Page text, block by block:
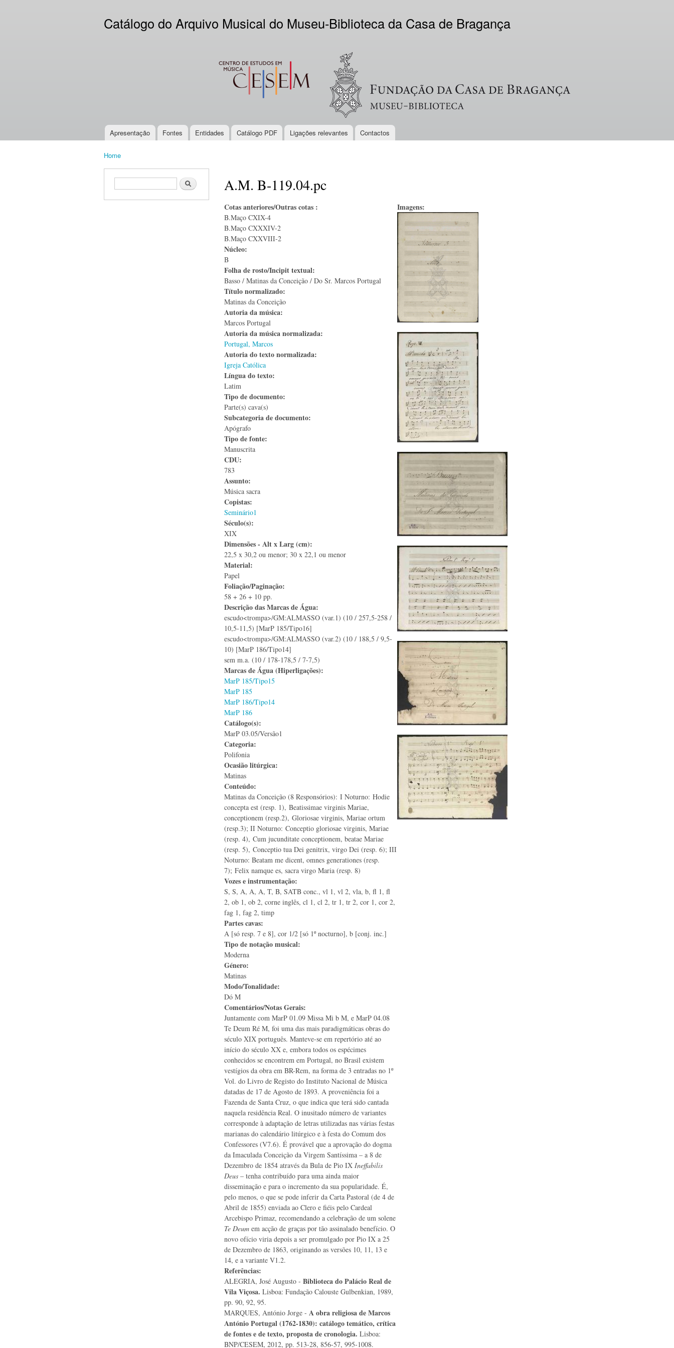
content
Catálogo do Arquivo Musical do Museu-Biblioteca da Casa de Bragança
CESEM Logo VV
Main menu
Apresentação Fontes Entidades Catálogo PDF Ligações relevantes Contactos
Home
Search form Search A.M. B-119.04.pc
Cotas anteriores/Outras cotas :
B.Maço CXIX-4
B.Maço CXXXIV-2
B.Maço CXXVIII-2
Núcleo:
B
Folha de rosto/Incipit textual:
Basso / Matinas da Conceição / Do Sr. Marcos Portugal
Título normalizado:
Matinas da Conceição
Autoria da música:
Marcos Portugal
Autoria da música normalizada:
Portugal, Marcos
Autoria do texto normalizada:
Igreja Católica
Língua do texto:
Latim
Tipo de documento:
Parte(s) cava(s)
Subcategoria de documento:
Apógrafo
Tipo de fonte:
Manuscrita
CDU:
783
Assunto:
Música sacra
Copistas:
Seminário1
Século(s):
XIX
Dimensões - Alt x Larg (cm):
22,5 x 30,2 ou menor; 30 x 22,1 ou menor
Material:
Papel
Foliação/Paginação:
58 + 26 + 10 pp.
Descrição das Marcas de Água:
escudo<trompa>/GM:ALMASSO (var.1) (10 / 257,5-258 /
10,5-11,5) [MarP 185/Tipo16]
escudo<trompa>/GM:ALMASSO (var.2) (10 / 188,5 / 9,5-
10) [MarP 186/Tipo14]
sem m.a. (10 / 178-178,5 / 7-7,5)
Marcas de Água (Hiperligações):
MarP 185/Tipo15
MarP 185
MarP 186/Tipo14
MarP 186
Catálogo(s):
MarP 03.05/Versão1
Categoria:
Polifonia
Ocasião litúrgica:
Matinas
Conteúdo:
Matinas da Conceição (8 Responsórios): I Noturno: Hodie
concepta est (resp. 1), Beatissimae virginis Mariae,
conceptionem (resp.2), Gloriosae virginis, Mariae ortum
(resp.3); II Noturno: Conceptio gloriosae virginis, Mariae
(resp. 4), Cum jucunditate conceptionem, beatae Mariae
(resp. 5), Conceptio tua Dei genitrix, virgo Dei (resp. 6); III
Noturno: Beatam me dicent, omnes generationes (resp.
7); Felix namque es, sacra virgo Maria (resp. 8)
Vozes e instrumentação:
S, S, A, A, A, T, B, SATB conc., vl 1, vl 2, vla, b, fl 1, fl
2, ob 1, ob 2, corne inglês, cl 1, cl 2, tr 1, tr 2, cor 1, cor 2,
fag 1, fag 2, timp
Partes cavas:
A [só resp. 7 e 8], cor 1/2 [só 1º nocturno], b [conj. inc.]
Tipo de notação musical:
Moderna
Género:
Matinas
Modo/Tonalidade:
Dó M
Comentários/Notas Gerais:
Juntamente com MarP 01.09 Missa Mi b M, e MarP 04.08
Te Deum Ré M, foi uma das mais paradigmáticas obras do
século XIX português. Manteve-se em repertório até ao
início do século XX e, embora todos os espécimes
conhecidos se encontrem em Portugal, no Brasil existem
vestígios da obra em BR-Rem, na forma de 3 entradas no 1º
Vol. do Livro de Registo do Instituto Nacional de Música
datadas de 17 de Agosto de 1893. A proveniência foi a
Fazenda de Santa Cruz, o que indica que terá sido cantada
naquela residência Real. O inusitado número de variantes
corresponde à adaptação de letras utilizadas nas várias festas
marianas do calendário litúrgico e à festa do Comum dos
Confessores (V7.6). É provável que a aprovação do dogma
da Imaculada Conceição da Virgem Santíssima – a 8 de
Dezembro de 1854 através da Bula de Pio IX Ineffabilis
Deus – tenha contribuído para uma ainda maior
disseminação e para o incremento da sua popularidade. É,
pelo menos, o que se pode inferir da Carta Pastoral (de 4 de
Abril de 1855) enviada ao Clero e fiéis pelo Cardeal
Arcebispo Primaz, recomendando a celebração de um solene
Te Deum em acção de graças por tão assinalado benefício. O
novo ofício viria depois a ser promulgado por Pio IX a 25
de Dezembro de 1863, originando as versões 10, 11, 13 e
14, e a variante V1.2.
Referências:
ALEGRIA, José Augusto - Biblioteca do Palácio Real de
Vila Viçosa. Lisboa: Fundação Calouste Gulbenkian, 1989,
pp. 90, 92, 95.
MARQUES, António Jorge - A obra religiosa de Marcos
António Portugal (1762-1830): catálogo temático, crítica
de fontes e de texto, proposta de cronologia. Lisboa:
BNP/CESEM, 2012, pp. 513-28, 856-57, 995-1008.
Imagens: